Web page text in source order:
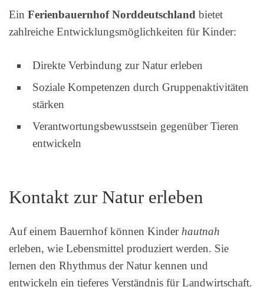
Ein Ferienbauernhof Norddeutschland bietet
zahlreiche Entwicklungsmöglichkeiten für Kinder:
Direkte Verbindung zur Natur erleben
Soziale Kompetenzen durch Gruppenaktivitäten
stärken
Verantwortungsbewusstsein gegenüber Tieren
entwickeln
Kontakt zur Natur erleben
Auf einem Bauernhof können Kinderhautnah
erleben, wie Lebensmittel produziert werden. Sie
lernen den Rhythmus der Natur kennen und
entwickeln ein tieferes Verständnis für Landwirtschaft.